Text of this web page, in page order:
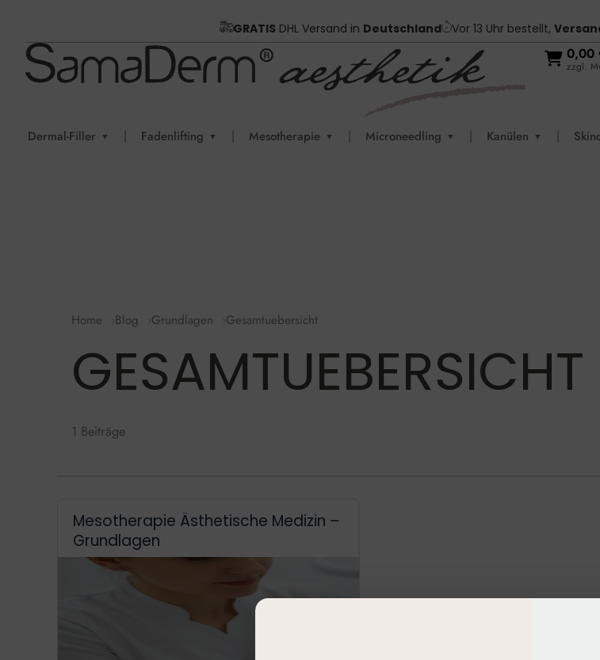
GRATIS DHL Versand in Deutschland Vor 13 Uhr bestellt,
0,00
zzgl.
Dermal-Filler ▼ | Fadenlifting ▼ | Mesotherapie ▼ | Microneedling ▼ | Kanülen ▼ |
Home Blog Grundlagen Gesamtuebersicht
GESAMTUEBERSICHT
1 Beiträge
Mesotherapie Ästhetische Medizin –
Grundlagen